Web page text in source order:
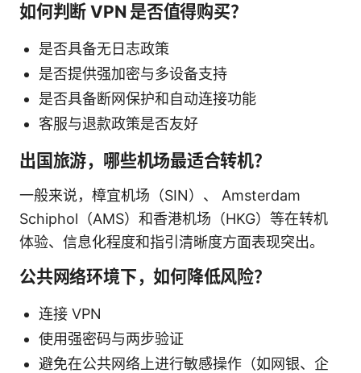
如何判断 VPN 是否值得购买？
是否具备无日志政策
是否提供强加密与多设备支持
是否具备断网保护和自动连接功能
客服与退款政策是否友好
出国旅游，哪些机场最适合转机？
一般来说，樟宜机场（SIN）、 Amsterdam
Schiphol（AMS）和香港机场（HKG）等在转机
体验、信息化程度和指引清晰度方面表现突出。
公共网络环境下，如何降低风险？
连接 VPN
使用强密码与两步验证
避免在公共网络上进行敏感操作（如网银、企